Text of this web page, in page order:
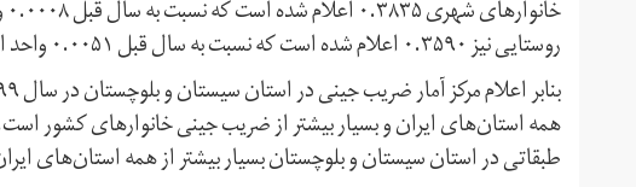
روستایی نیز ۰.۳۵۹۰ اعلام شده است که نسبت به سال قبل ۰.۰۰۵۱ واحد افزایش یافته است.
همه استان‌های ایران و بسیار بیشتر از ضریب جینی خانوارهای
طبقاتی در استان سیستان و بلوچستان بسیار بیشتر از همه استان‌های